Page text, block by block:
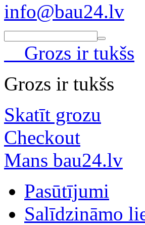
info@bau24.lv
Grozs ir tukšs
Grozs ir tukšs
Skatīt grozu
Checkout
Mans bau24.lv
Pasūtījumi
Salīdzināmo